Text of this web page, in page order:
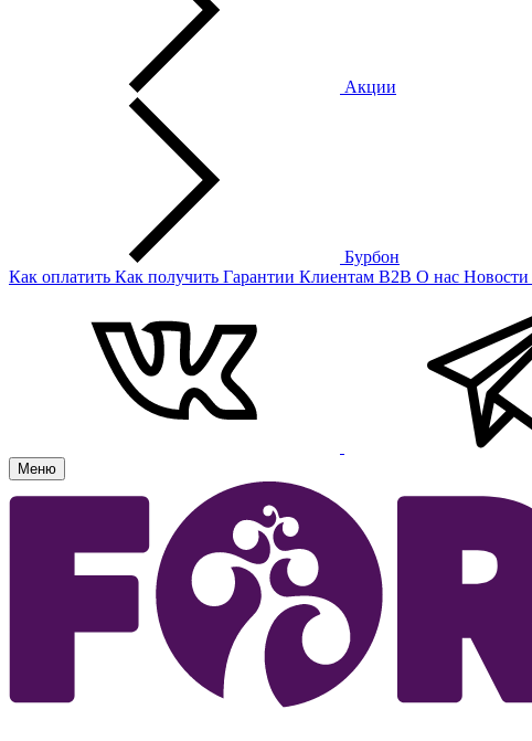
Акции
Бурбон
Как оплатить Как получить Гарантии Клиентам B2B О нас Новости
Меню